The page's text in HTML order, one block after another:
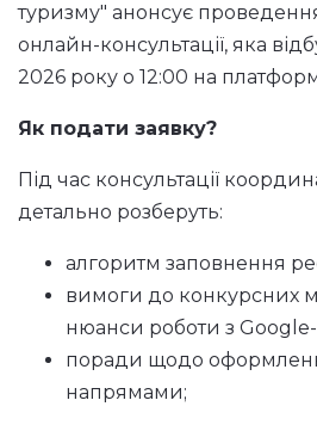
туризму" анонсує
онлайн-консультації, яка
2026 року о 12:00 на
Як подати заявку?
Під час консультації
детально розберуть:
алгоритм заповнення
вимоги до конкурсних
нюанси роботи з
поради щодо
напрямами;